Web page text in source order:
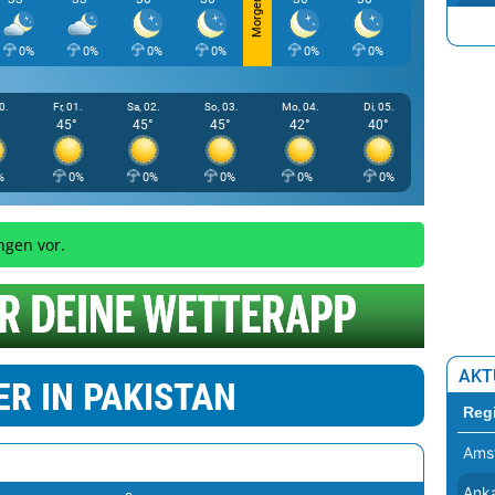
0% 0% 0% 0%
Morgen
0% 0%
Fr, 01.
45°
0%
Sa, 02.
45°
0%
So, 03.
45°
0%
Mo, 04.
42°
0%
Di, 05.
40°
0%
vor.
IN PAKISTAN